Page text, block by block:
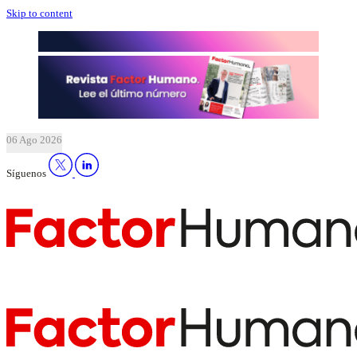
Skip to content
06 Ago 2026
Síguenos